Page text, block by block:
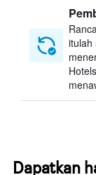
itulah
Dapatkan